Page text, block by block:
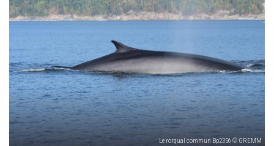
Le rorqual commun Bp2356 © GREMM